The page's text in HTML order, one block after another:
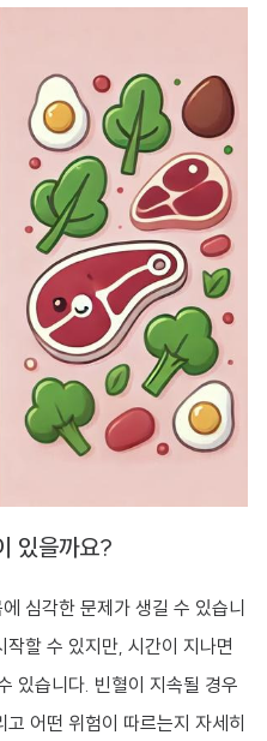
있을까요?
심각한 문제가 생길 수 있습니
할 수 있지만, 시간이 지나면
있습니다. 빈혈이 지속될 경우
어떤 위험이 따르는지 자세히